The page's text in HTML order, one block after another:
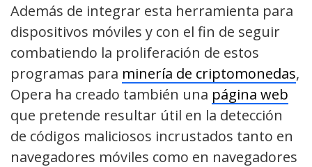
Además de integrar esta herramienta para
dispositivos móviles y con el fin de seguir
combatiendo la proliferación de estos
programas para minería de criptomonedas,
Opera ha creado también una página web
que pretende resultar útil en la detección
de códigos maliciosos incrustados tanto en
navegadores móviles como en navegadores